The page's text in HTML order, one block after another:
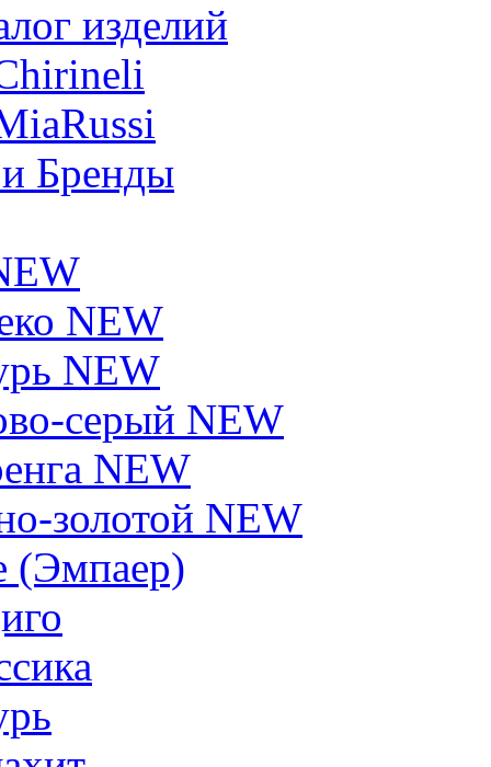
изделий
Бренды
NEW
NEW
серый NEW
NEW
золотой NEW
(Эмпаер)